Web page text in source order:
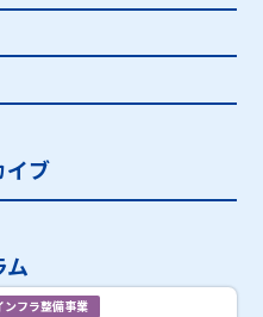
イブ
ム
ンフラ整備事業